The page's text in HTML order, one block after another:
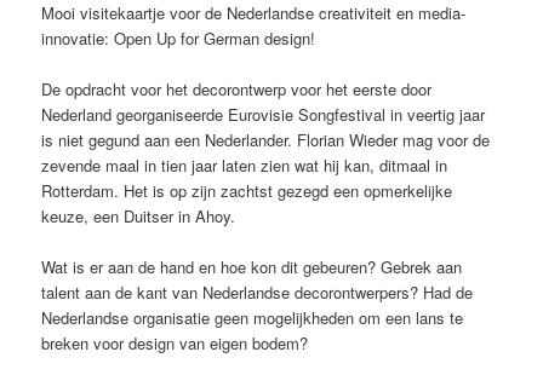
Mooi visitekaartje voor de Nederlandse creativiteit en media-
innovatie: Open Up for German design!
De opdracht voor het decorontwerp voor het eerste door
Nederland georganiseerde Eurovisie Songfestival in veertig jaar
is niet gegund aan een Nederlander. Florian Wieder mag voor de
zevende maal in tien jaar laten zien wat hij kan, ditmaal in
Rotterdam. Het is op zijn zachtst gezegd een opmerkelijke
keuze, een Duitser in Ahoy.
Wat is er aan de hand en hoe kon dit gebeuren? Gebrek aan
talent aan de kant van Nederlandse decorontwerpers? Had de
Nederlandse organisatie geen mogelijkheden om een lans te
breken voor design van eigen bodem?